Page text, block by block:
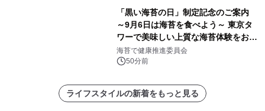
「黒い海苔の日」制定記念のご案内
～9月6日は海苔を食べよう～ 東京タ
ワーで美味しい上質な海苔体験をお届
けします！
海苔で健康推進委員会
50分前
ライフスタイルの新着をもっと見る